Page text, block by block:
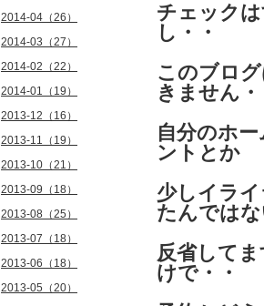
チェック
し・・
このブロ
きません
自分のホ
ントとか
少しイラ
たんでは
反省して
けで・・
2014-04（26）
2014-03（27）
2014-02（22）
2014-01（19）
2013-12（16）
2013-11（19）
2013-10（21）
2013-09（18）
2013-08（25）
2013-07（18）
2013-06（18）
2013-05（20）